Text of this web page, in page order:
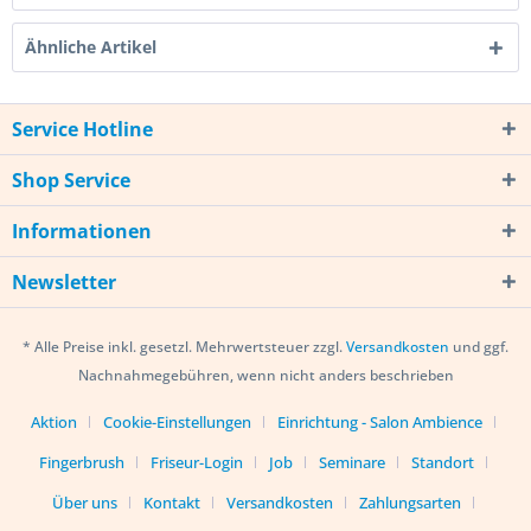
Ähnliche Artikel
Service Hotline
Shop Service
Informationen
Newsletter
* Alle Preise inkl. gesetzl. Mehrwertsteuer zzgl.Versandkosten und ggf.
Nachnahmegebühren, wenn nicht anders beschrieben
Aktion Cookie-Einstellungen
Einrichtung - Salon Ambience
Fingerbrush
Friseur-Login Job Seminare
Standort
Über uns
Kontakt Versandkosten Zahlungsarten